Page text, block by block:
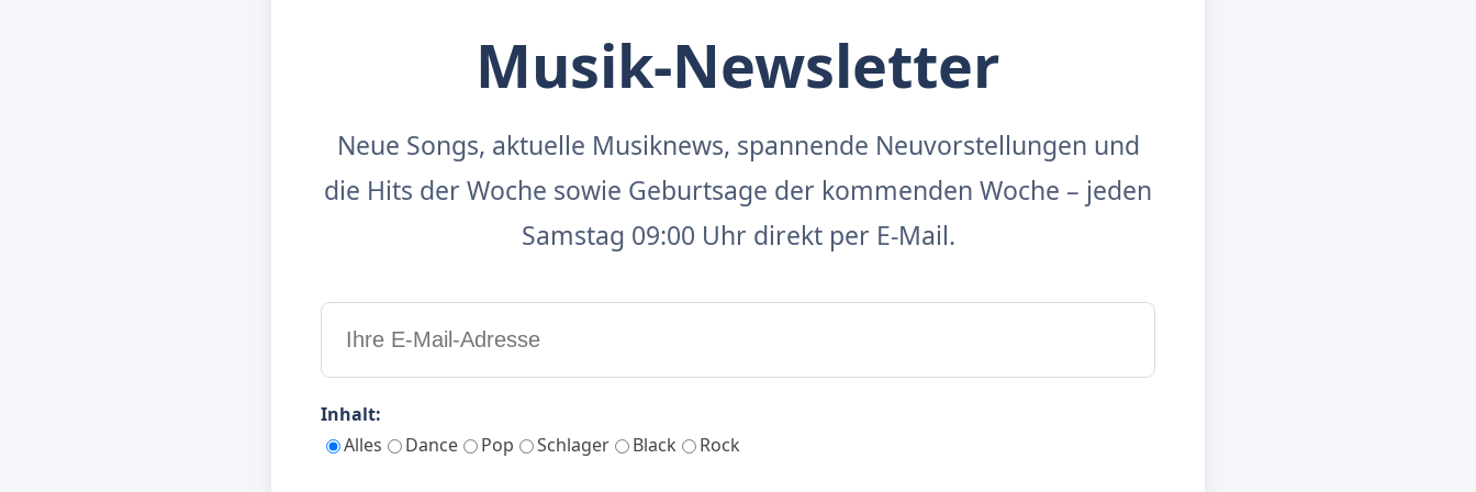
Musik-Newsletter
Neue Songs, aktuelle Musiknews, spannende Neuvorstellungen und
die Hits der Woche sowie Geburtsage der kommenden Woche – jeden
Samstag 09:00 Uhr direkt per E-Mail.
Inhalt:
Alles
Dance Pop Schlager Black Rock